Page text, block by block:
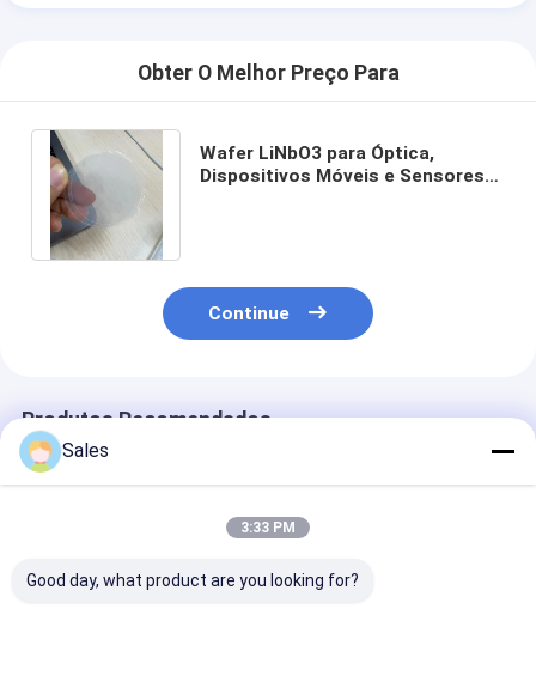
Obter O Melhor Preço Para
Wafer LiNbO3 para Óptica,
Dispositivos Móveis e Sensores
Continue
Produtos Recomendados
Sales
3:33 PM
Good day, what product are you looking for?